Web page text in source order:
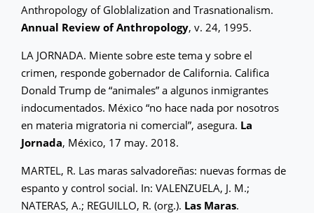
Anthropology of Globlalization and Trasnationalism.
Annual Review of Anthropology, v. 24, 1995.
LA JORNADA. Miente sobre este tema y sobre el
crimen, responde gobernador de California. Califica
Donald Trump de “animales” a algunos inmigrantes
indocumentados. México “no hace nada por nosotros
en materia migratoria ni comercial”, asegura. La
Jornada, México, 17 may. 2018.
MARTEL, R. Las maras salvadoreñas: nuevas formas de
espanto y control social. In: VALENZUELA, J. M.;
NATERAS, A.; REGUILLO, R. (org.). Las Maras.